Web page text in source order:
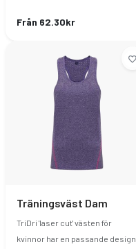
Från 62.30kr
Träningsväst Dam
TriDri 'laser cut' västen för
kvinnor har en passande design